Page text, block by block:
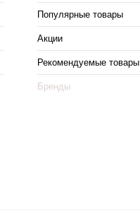
Популярные товары
Акции
Рекомендуемые товары
Бренды